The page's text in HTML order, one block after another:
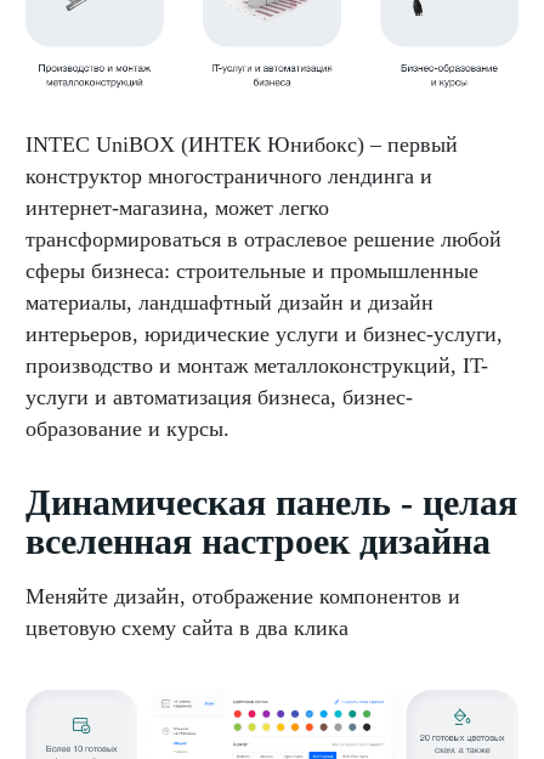
INTEC UniBOX (ИНТЕК Юнибокс) – первый
конструктор многостраничного лендинга и
интернет-магазина, может легко
трансформироваться в отраслевое решение любой
сферы бизнеса: строительные и промышленные
материалы, ландшафтный дизайн и дизайн
интерьеров, юридические услуги и бизнес-услуги,
производство и монтаж металлоконструкций, IT-
услуги и автоматизация бизнеса, бизнес-
образование и курсы.
Динамическая панель - целая
вселенная настроек дизайна
Меняйте дизайн, отображение компонентов и
цветовую схему сайта в два клика